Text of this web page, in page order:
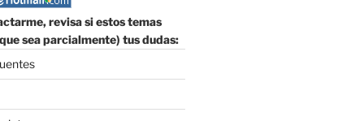
revisa si estos temas
sea parcialmente) tus dudas: